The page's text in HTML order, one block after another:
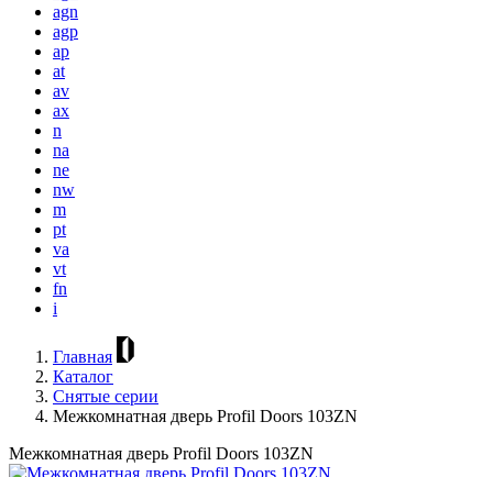
agn
agp
ap
at
av
ax
n
na
ne
nw
m
pt
va
vt
fn
i
Главная
Каталог
Снятые серии
Межкомнатная дверь Profil Doors 103ZN
Межкомнатная дверь Profil Doors 103ZN